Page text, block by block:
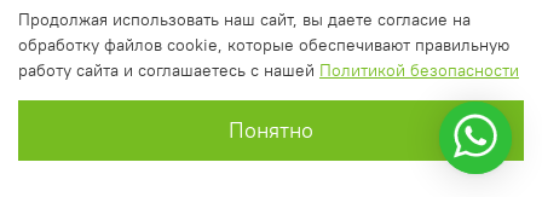
Продолжая использовать наш сайт, вы даете согласие на
обработку файлов cookie, которые обеспечивают правильную
работу сайта и соглашаетесь с нашей Политикой безопасности
Понятно